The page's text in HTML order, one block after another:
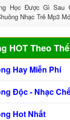
Học Được Gì Sau
Nhạc Trẻ Mp3
HOT Theo
Hay Miễn Phí
Độc - Nhạc
Hot Nhất